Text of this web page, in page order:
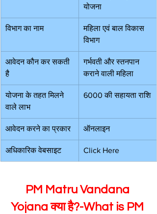
योजना
विभाग का नाम
महिला एवं बाल विकास
विभाग
आवेदन कौन कर सकती
है
गर्भवती और स्तनपान
कराने वाली महिला
योजना के तहत मिलने
वाले लाभ
6000 की सहायता राशि
आवेदन करने का प्रकार ऑनलाइन
अधिकारिक वेबसाइट Click Here
PM Matru Vandana
Yojana क्या है?-What is PM